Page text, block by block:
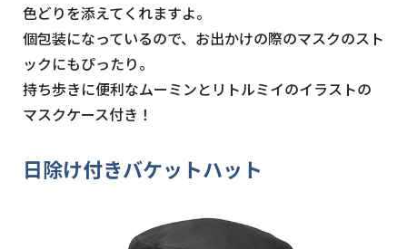
色どりを添えてくれますよ。
個包装になっているので、お出かけの際のマスクのスト
ックにもぴったり。
持ち歩きに便利なムーミンとリトルミイのイラストの
マスクケース付き！
日除け付きバケットハット